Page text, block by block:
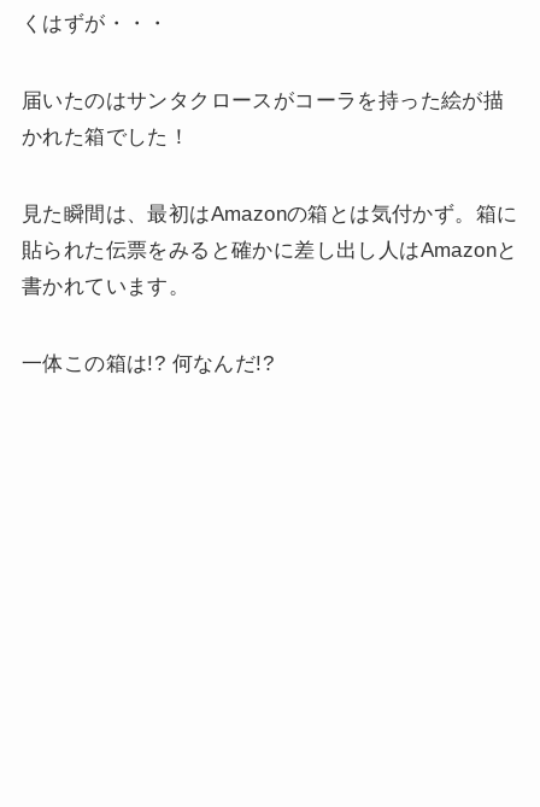
くはずが・・・
届いたのはサンタクロースがコーラを持った絵が描
かれた箱でした！
見た瞬間は、最初はAmazonの箱とは気付かず。箱に
貼られた伝票をみると確かに差し出し人はAmazonと
書かれています。
一体この箱は!? 何なんだ!?